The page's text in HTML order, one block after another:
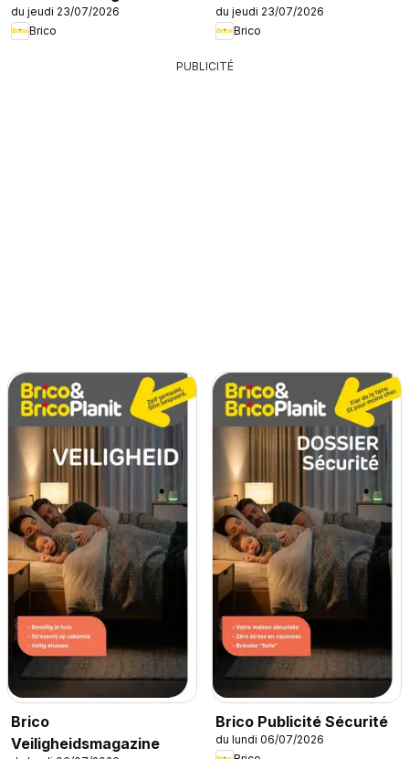
du jeudi 23/07/2026
Brico
du jeudi 23/07/2026
Brico
PUBLICITÉ
Brico
Veiligheidsmagazine
Brico Publicité Sécurité
du lundi 06/07/2026